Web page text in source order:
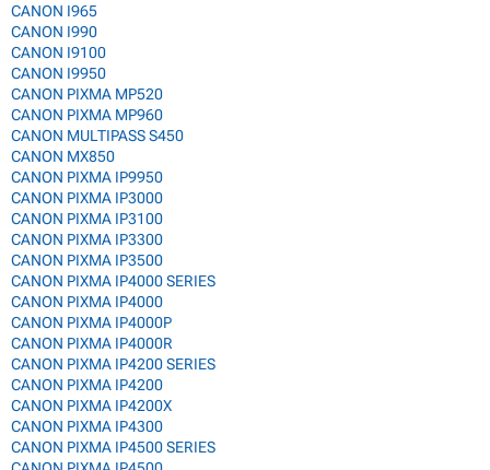
CANON I965
CANON I990
CANON I9100
CANON I9950
CANON PIXMA MP520
CANON PIXMA MP960
CANON MULTIPASS S450
CANON MX850
CANON PIXMA IP9950
CANON PIXMA IP3000
CANON PIXMA IP3100
CANON PIXMA IP3300
CANON PIXMA IP3500
CANON PIXMA IP4000 SERIES
CANON PIXMA IP4000
CANON PIXMA IP4000P
CANON PIXMA IP4000R
CANON PIXMA IP4200 SERIES
CANON PIXMA IP4200
CANON PIXMA IP4200X
CANON PIXMA IP4300
CANON PIXMA IP4500 SERIES